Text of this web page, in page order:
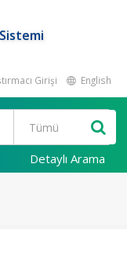
Girişi English
Detaylı Arama